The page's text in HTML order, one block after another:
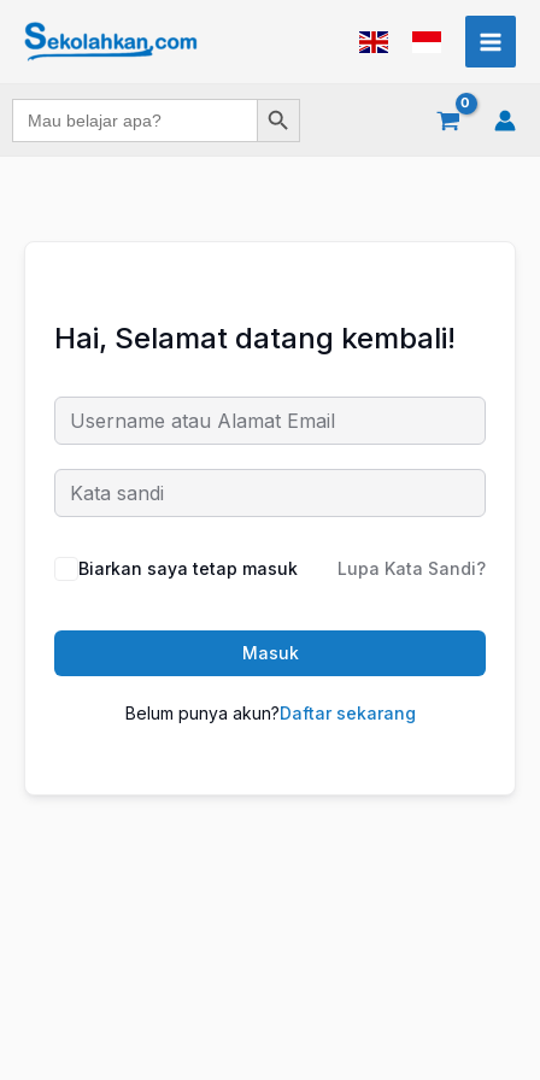
Search
for:
Search Button
Hai, Selamat datang kembali!
Biarkan saya tetap masuk Lupa Kata Sandi?
Masuk
Belum punya akun?Daftar sekarang